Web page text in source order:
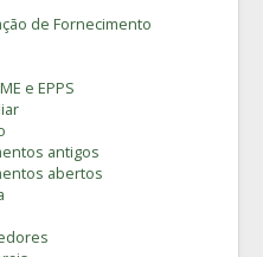
de Fornecimento
e EPPS
antigos
abertos